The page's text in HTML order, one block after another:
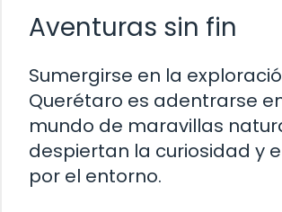
Aventuras sin fin
Sumergirse en la
Querétaro es adentrarse
mundo de maravillas
despiertan la curiosidad y
por el entorno.